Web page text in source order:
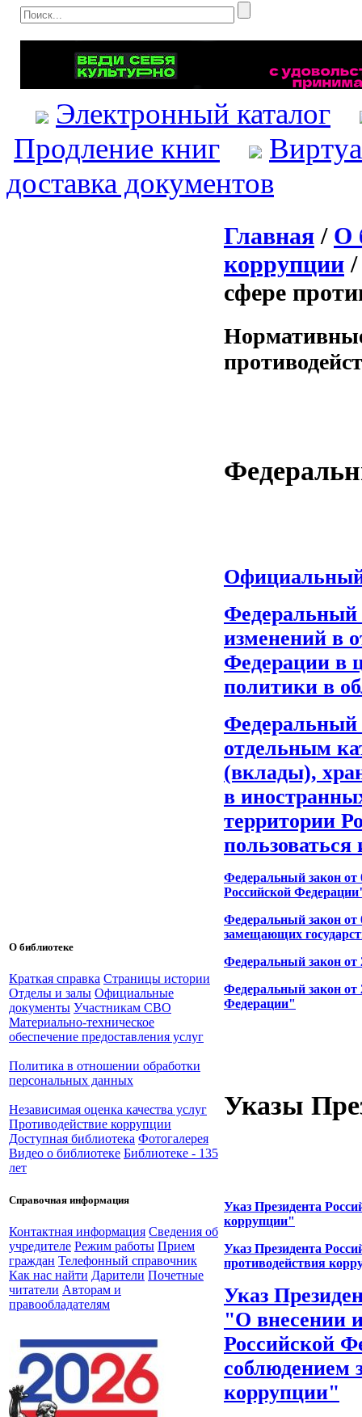
Электронный каталог
Продление книг
доставка документов
О библиотеке
Краткая справка Страницы истории
Отделы и залы Официальные
документы Участникам СВО
Материально-техническое
обеспечение предоставления услуг
Политика в отношении обработки
персональных данных
Независимая оценка качества услуг
Противодействие коррупции
Доступная библиотека Фотогалерея
Видео о библиотеке Библиотеке - 135
лет
Справочная информация
Контактная информация Сведения об
учредителе Режим работы Прием
граждан Телефонный справочник
Как нас найти Дарители Почетные
читатели Авторам и
правообладателям
Главная / О
коррупции /
сфере
Официальный
Федеральный
изменений в
Федерации в
политики в
Федеральный
отдельным
(вклады),
в
территории
Федеральный закон
Российской
Федеральный закон от
замещающих
Федеральный закон
Федеральный закон от
Федерации"
Указы
Указ Президента
коррупции"
Указ Президента
противодействия
Указ
"О внесении
Российской
соблюдением
коррупции"